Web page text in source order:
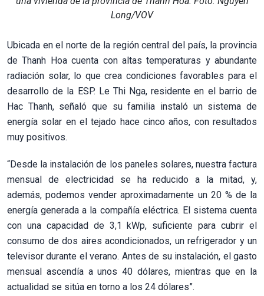
Long/VOV
Ubicada en el norte de la región central del país, la provincia
de Thanh Hoa cuenta con altas temperaturas y abundante
radiación solar, lo que crea condiciones favorables para el
desarrollo de la ESP. Le Thi Nga, residente en el barrio de
Hac Thanh, señaló que su familia instaló un sistema de
energía solar en el tejado hace cinco años, con resultados
muy positivos.
“Desde la instalación de los paneles solares, nuestra factura
mensual de electricidad se ha reducido a la mitad, y,
además, podemos vender aproximadamente un 20 % de la
energía generada a la compañía eléctrica. El sistema cuenta
con una capacidad de 3,1 kWp, suficiente para cubrir el
consumo de dos aires acondicionados, un refrigerador y un
televisor durante el verano. Antes de su instalación, el gasto
mensual ascendía a unos 40 dólares, mientras que en la
actualidad se sitúa en torno a los 24 dólares”.